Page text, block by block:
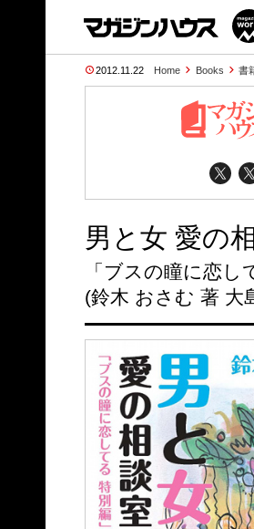
2012.11.22 Home Books 書
男と女 愛の
「ブスの瞳に恋し
(鈴木 おさむ 著 大